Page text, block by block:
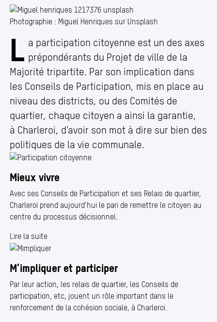
Media center
Mes démarches
Photographie : Miguel Henriques sur Unsplash
Participation citoyenne
L a participation citoyenne est un des axes
prépondérants du Projet de ville de la
Majorité tripartite. Par son implication dans
les Conseils de Participation, mis en place au
niveau des districts, ou des Comités de
quartier, chaque citoyen a ainsi la garantie,
à Charleroi, d’avoir son mot à dire sur bien des
politiques de la vie communale.
En savoir plus
Mieux vivre
Avec ses Conseils de Participation et ses Relais de quartier,
Charleroi prend aujourd’hui le pari de remettre le citoyen au
centre du processus décisionnel.
Lire la suite
M’impliquer et participer
Par leur action, les relais de quartier, les Conseils de
participation, etc, jouent un rôle important dans le
renforcement de la cohésion sociale, à Charleroi.